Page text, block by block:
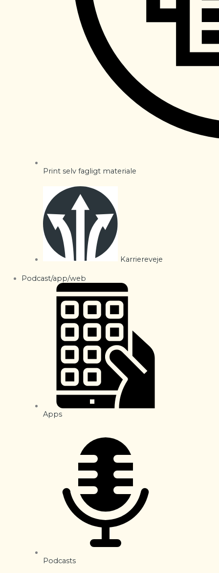
Print selv fagligt materiale
Karriereveje
Podcast/app/web
Apps
Podcasts